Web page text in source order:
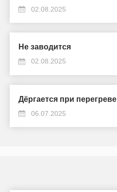
02.08.2025
Не заводится
02.08.2025
Дёргается при перегреве
06.07.2025